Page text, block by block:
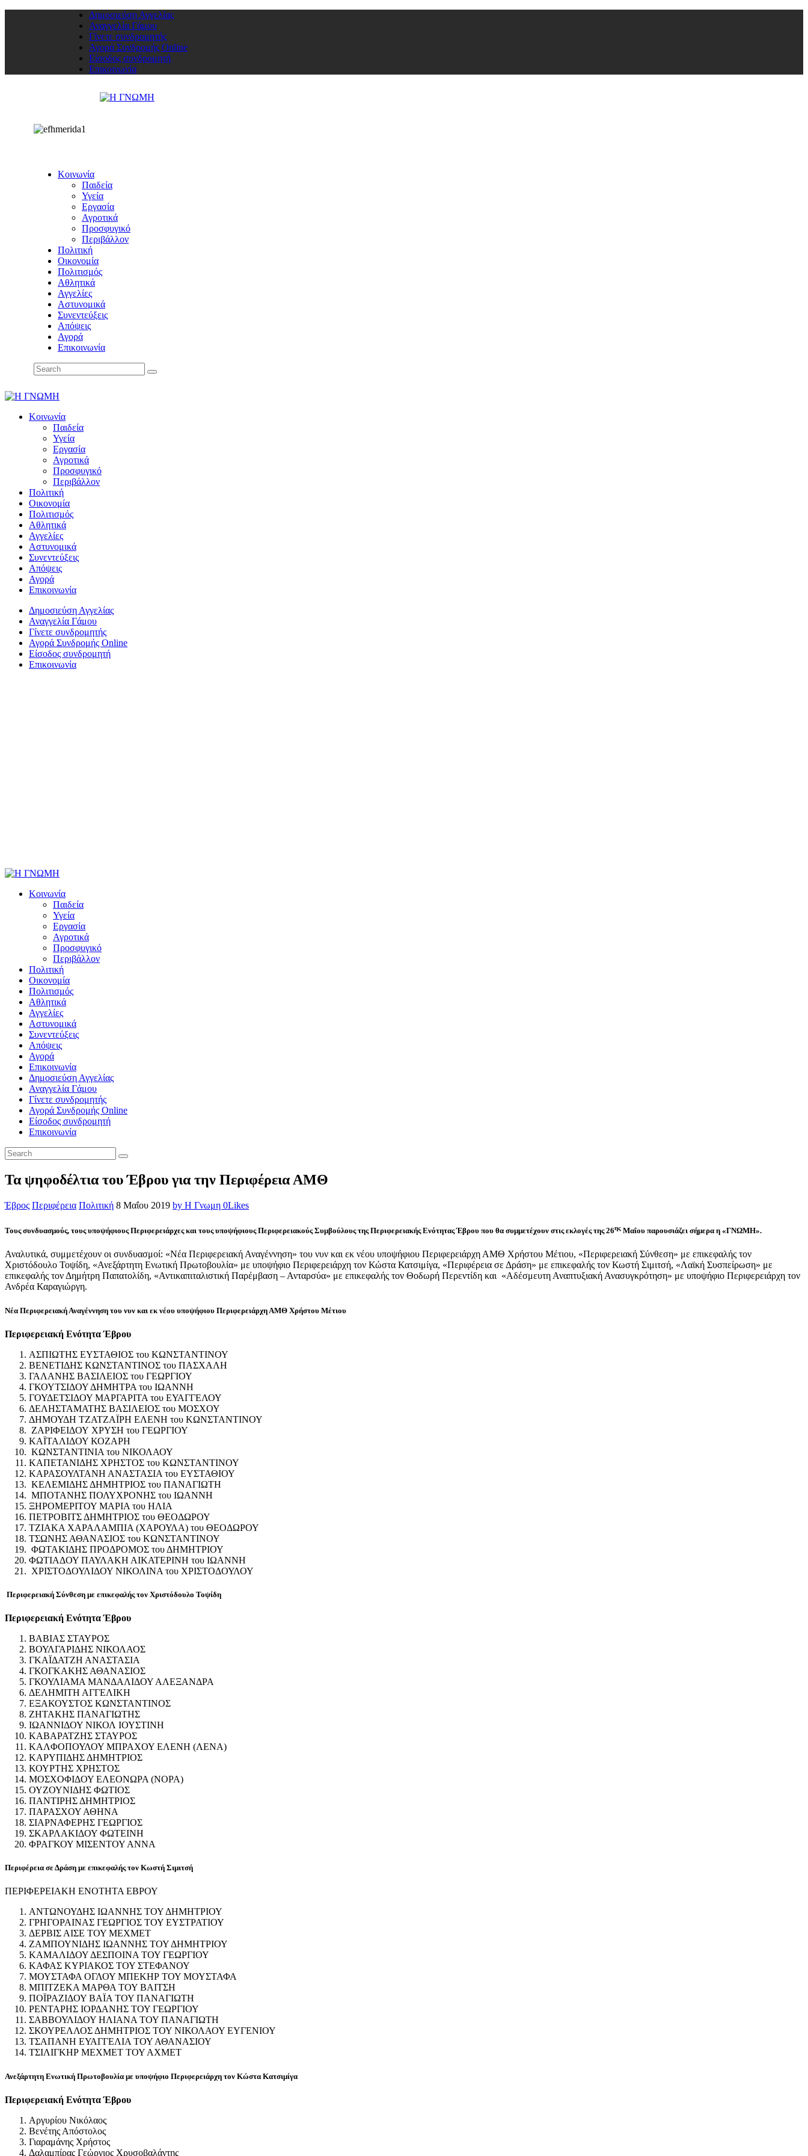
Δημοσιεύση Αγγελίας
Αναγγελία Γάμου
Γίνετε συνδρομητής
Αγορά Συνδρομής Online
Είσοδος συνδρομητή
Επικοινωνία
Κοινωνία
Παιδεία
Υγεία
Εργασία
Αγροτικά
Προσφυγικό
Περιβάλλον
Πολιτική
Οικονομία
Πολιτισμός
Αθλητικά
Αγγελίες
Αστυνομικά
Συνεντεύξεις
Απόψεις
Αγορά
Επικοινωνία
Κοινωνία
Παιδεία
Υγεία
Εργασία
Αγροτικά
Προσφυγικό
Περιβάλλον
Πολιτική
Οικονομία
Πολιτισμός
Αθλητικά
Αγγελίες
Αστυνομικά
Συνεντεύξεις
Απόψεις
Αγορά
Επικοινωνία
Δημοσιεύση Αγγελίας
Αναγγελία Γάμου
Γίνετε συνδρομητής
Αγορά Συνδρομής Online
Είσοδος συνδρομητή
Επικοινωνία
Κοινωνία
Παιδεία
Υγεία
Εργασία
Αγροτικά
Προσφυγικό
Περιβάλλον
Πολιτική
Οικονομία
Πολιτισμός
Αθλητικά
Αγγελίες
Αστυνομικά
Συνεντεύξεις
Απόψεις
Αγορά
Επικοινωνία
Δημοσιεύση Αγγελίας
Αναγγελία Γάμου
Γίνετε συνδρομητής
Αγορά Συνδρομής Online
Είσοδος συνδρομητή
Επικοινωνία
Τα ψηφοδέλτια του Έβρου για την Περιφέρεια ΑΜΘ
Έβρος Περιφέρεια Πολιτική 8 Μαΐου 2019 by Η Γνωμη 0Likes
Τους συνδυασμούς, τους υποψήφιους Περιφερειάρχες και τους υποψήφιους Περιφερειακούς Συμβούλους της Περιφερειακής Ενότητας Έβρου που θα συμμετέχουν στις εκλογές της 26ης Μαΐου παρουσιάζει σήμερα η «ΓΝΩΜΗ».
Αναλυτικά, συμμετέχουν οι συνδυασμοί: «Νέα Περιφερειακή Αναγέννηση» του νυν και εκ νέου υποψήφιου Περιφερειάρχη ΑΜΘ Χρήστου Μέτιου, «Περιφερειακή Σύνθεση» με επικεφαλής τον
Χριστόδουλο Τοψίδη, «Ανεξάρτητη Ενωτική Πρωτοβουλία» με υποψήφιο Περιφερειάρχη τον Κώστα Κατσιμίγα, «Περιφέρεια σε Δράση» με επικεφαλής τον Κωστή Σιμιτσή, «Λαϊκή Συσπείρωση» με
επικεφαλής τον Δημήτρη Παπατολίδη, «Αντικαπιταλιστική Παρέμβαση – Ανταρσύα» με επικεφαλής τον Θοδωρή Περεντίδη και «Αδέσμευτη Αναπτυξιακή Ανασυγκρότηση» με υποψήφιο Περιφερειάρχη τον
Ανδρέα Καραγιώργη.
Νέα Περιφερειακή Αναγέννηση του νυν και εκ νέου υποψήφιου Περιφερειάρχη ΑΜΘ Χρήστου Μέτιου
Περιφερειακή Ενότητα Έβρου
ΑΣΠΙΩΤΗΣ ΕΥΣΤΑΘΙΟΣ του ΚΩΝΣΤΑΝΤΙΝΟΥ
ΒΕΝΕΤΙΔΗΣ ΚΩΝΣΤΑΝΤΙΝΟΣ του ΠΑΣΧΑΛΗ
ΓΑΛΑΝΗΣ ΒΑΣΙΛΕΙΟΣ του ΓΕΩΡΓΙΟΥ
ΓΚΟΥΤΣΙΔΟΥ ΔΗΜΗΤΡΑ του ΙΩΑΝΝΗ
ΓΟΥΔΕΤΣΙΔΟΥ ΜΑΡΓΑΡΙΤΑ του ΕΥΑΓΓΕΛΟΥ
ΔΕΛΗΣΤΑΜΑΤΗΣ ΒΑΣΙΛΕΙΟΣ του ΜΟΣΧΟΥ
ΔΗΜΟΥΔΗ ΤΖΑΤΖΑΪΡΗ ΕΛΕΝΗ του ΚΩΝΣΤΑΝΤΙΝΟΥ
ΖΑΡΙΦΕΙΔΟΥ ΧΡΥΣΗ του ΓΕΩΡΓΙΟΥ
ΚΑΪΤΑΛΙΔΟΥ ΚΟΖΑΡΗ
ΚΩΝΣΤΑΝΤΙΝΙΑ του ΝΙΚΟΛΑΟΥ
ΚΑΠΕΤΑΝΙΔΗΣ ΧΡΗΣΤΟΣ του ΚΩΝΣΤΑΝΤΙΝΟΥ
ΚΑΡΑΣΟΥΛΤΑΝΗ ΑΝΑΣΤΑΣΙΑ του ΕΥΣΤΑΘΙΟΥ
ΚΕΛΕΜΙΔΗΣ ΔΗΜΗΤΡΙΟΣ του ΠΑΝΑΓΙΩΤΗ
ΜΠΟΤΑΝΗΣ ΠΟΛΥΧΡΟΝΗΣ του ΙΩΑΝΝΗ
ΞΗΡΟΜΕΡΙΤΟΥ ΜΑΡΙΑ του ΗΛΙΑ
ΠΕΤΡΟΒΙΤΣ ΔΗΜΗΤΡΙΟΣ του ΘΕΟΔΩΡΟΥ
ΤΖΙΑΚΑ ΧΑΡΑΛΑΜΠΙΑ (ΧΑΡΟΥΛΑ) του ΘΕΟΔΩΡΟΥ
ΤΣΩΝΗΣ ΑΘΑΝΑΣΙΟΣ του ΚΩΝΣΤΑΝΤΙΝΟΥ
ΦΩΤΑΚΙΔΗΣ ΠΡΟΔΡΟΜΟΣ του ΔΗΜΗΤΡΙΟΥ
ΦΩΤΙΑΔΟΥ ΠΑΥΛΑΚΗ ΑΙΚΑΤΕΡΙΝΗ του ΙΩΑΝΝΗ
ΧΡΙΣΤΟΔΟΥΛΙΔΟΥ ΝΙΚΟΛΙΝΑ του ΧΡΙΣΤΟΔΟΥΛΟΥ
Περιφερειακή Σύνθεση με επικεφαλής τον Χριστόδουλο Τοψίδη
Περιφερειακή Ενότητα Έβρου
ΒΑΒΙΑΣ ΣΤΑΥΡΟΣ
ΒΟΥΛΓΑΡΙΔΗΣ ΝΙΚΟΛΑΟΣ
ΓΚΑΪΔΑΤΖΗ ΑΝΑΣΤΑΣΙΑ
ΓΚΟΓΚΑΚΗΣ ΑΘΑΝΑΣΙΟΣ
ΓΚΟΥΛΙΑΜΑ ΜΑΝΔΑΛΙΔΟΥ ΑΛΕΞΑΝΔΡΑ
ΔΕΛΗΜΙΤΗ ΑΓΓΕΛΙΚΗ
ΕΞΑΚΟΥΣΤΟΣ ΚΩΝΣΤΑΝΤΙΝΟΣ
ΖΗΤΑΚΗΣ ΠΑΝΑΓΙΩΤΗΣ
ΙΩΑΝΝΙΔΟΥ ΝΙΚΟΛ ΙΟΥΣΤΙΝΗ
ΚΑΒΑΡΑΤΖΗΣ ΣΤΑΥΡΟΣ
ΚΑΛΦΟΠΟΥΛΟΥ ΜΠΡΑΧΟΥ ΕΛΕΝΗ (ΛΕΝΑ)
ΚΑΡΥΠΙΔΗΣ ΔΗΜΗΤΡΙΟΣ
ΚΟΥΡΤΗΣ ΧΡΗΣΤΟΣ
ΜΟΣΧΟΦΙΔΟΥ ΕΛΕΟΝΩΡΑ (ΝΟΡΑ)
ΟΥΖΟΥΝΙΔΗΣ ΦΩΤΙΟΣ
ΠΑΝΤΙΡΗΣ ΔΗΜΗΤΡΙΟΣ
ΠΑΡΑΣΧΟΥ ΑΘΗΝΑ
ΣΙΑΡΝΑΦΕΡΗΣ ΓΕΩΡΓΙΟΣ
ΣΚΑΡΛΑΚΙΔΟΥ ΦΩΤΕΙΝΗ
ΦΡΑΓΚΟΥ ΜΙΣΕΝΤΟΥ ΑΝΝΑ
Περιφέρεια σε Δράση με επικεφαλής τον Κωστή Σιμιτσή
ΠΕΡΙΦΕΡΕΙΑΚΗ ΕΝΟΤΗΤΑ ΕΒΡΟΥ
ΑΝΤΩΝΟΥΔΗΣ ΙΩΑΝΝΗΣ ΤΟΥ ΔΗΜΗΤΡΙΟΥ
ΓΡΗΓΟΡΑΙΝΑΣ ΓΕΩΡΓΙΟΣ ΤΟΥ ΕΥΣΤΡΑΤΙΟΥ
ΔΕΡΒΙΣ ΑΙΣΕ ΤΟΥ ΜΕΧΜΕΤ
ΖΑΜΠΟΥΝΙΔΗΣ ΙΩΑΝΝΗΣ ΤΟΥ ΔΗΜΗΤΡΙΟΥ
ΚΑΜΑΛΙΔΟΥ ΔΕΣΠΟΙΝΑ ΤΟΥ ΓΕΩΡΓΙΟΥ
ΚΑΦΑΣ ΚΥΡΙΑΚΟΣ ΤΟΥ ΣΤΕΦΑΝΟΥ
ΜΟΥΣΤΑΦΑ ΟΓΛΟΥ ΜΠΕΚΗΡ ΤΟΥ ΜΟΥΣΤΑΦΑ
ΜΠΙΤΖΕΚΑ ΜΑΡΘΑ ΤΟΥ ΒΑΙΤΣΗ
ΠΟΪΡΑΖΙΔΟΥ ΒΑΪΑ ΤΟΥ ΠΑΝΑΓΙΩΤΗ
ΡΕΝΤΑΡΗΣ ΙΟΡΔΑΝΗΣ ΤΟΥ ΓΕΩΡΓΙΟΥ
ΣΑΒΒΟΥΛΙΔΟΥ ΗΛΙΑΝΑ ΤΟΥ ΠΑΝΑΓΙΩΤΗ
ΣΚΟΥΡΕΛΛΟΣ ΔΗΜΗΤΡΙΟΣ ΤΟΥ ΝΙΚΟΛΑΟΥ ΕΥΓΕΝΙΟΥ
ΤΣΑΠΑΝΗ ΕΥΑΓΓΕΛΙΑ ΤΟΥ ΑΘΑΝΑΣΙΟΥ
ΤΣΙΛΙΓΚΗΡ ΜΕΧΜΕΤ ΤΟΥ ΑΧΜΕΤ
Ανεξάρτητη Ενωτική Πρωτοβουλία με υποψήφιο Περιφερειάρχη τον Κώστα Κατσιμίγα
Περιφερειακή Ενότητα Έβρου
Αργυρίου Νικόλαος
Βενέτης Απόστολος
Γιαραμάνης Χρήστος
Δαλαμπίρας Γεώργιος Χρυσοβαλάντης